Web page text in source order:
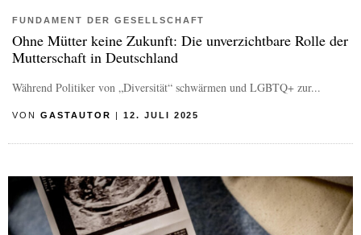
FUNDAMENT DER GESELLSCHAFT
Ohne Mütter keine Zukunft: Die unverzichtbare Rolle der
Mutterschaft in Deutschland
Während Politiker von „Diversität“ schwärmen und LGBTQ+ zur...
VON GASTAUTOR 12. JULI 2025